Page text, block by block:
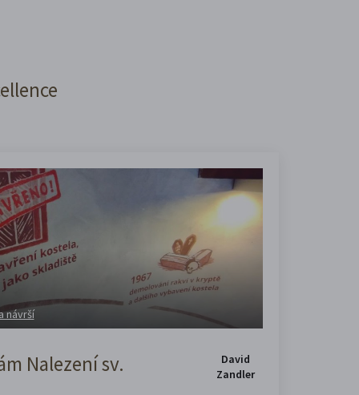
návrší
Nalezení sv.
David
Zandler